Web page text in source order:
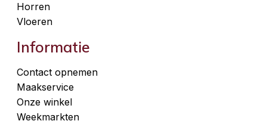
Horren
Vloeren
Informatie
Contact opnemen
Maakservice
Onze winkel
Weekmarkten